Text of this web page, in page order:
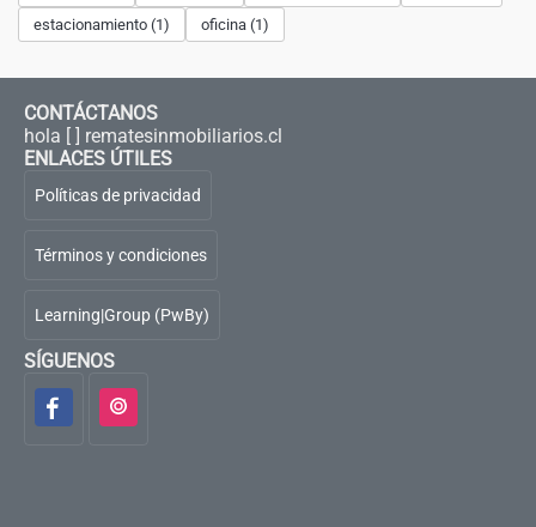
estacionamiento (1)
oficina (1)
CONTÁCTANOS
hola [ ] rematesinmobiliarios.cl
ENLACES ÚTILES
Políticas de privacidad
Términos y condiciones
Learning|Group (PwBy)
SÍGUENOS